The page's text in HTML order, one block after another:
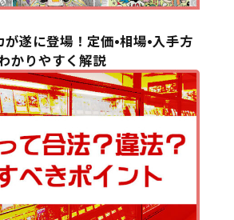
遂に登場！定価•相場•入手方
かりやすく解説